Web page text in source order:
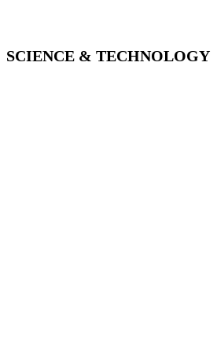
SCIENCE & TECHNOLOGY